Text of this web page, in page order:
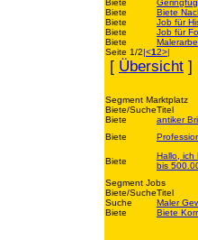
Biete
Biete
Biete
Biete
Job für
Biete
Job für
Biete
Seite 1/2|<12>|
[ Übersicht
Segment Marktplatz
Biete/SucheTitel
Biete
antiker
Biete
Biete
Hallo, ich
bis
Segment Jobs
Biete/SucheTitel
Suche
Maler
Biete
Biete